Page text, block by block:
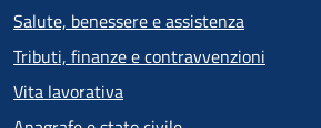
Salute, benessere e assistenza
Tributi, finanze e contravvenzioni
Vita lavorativa